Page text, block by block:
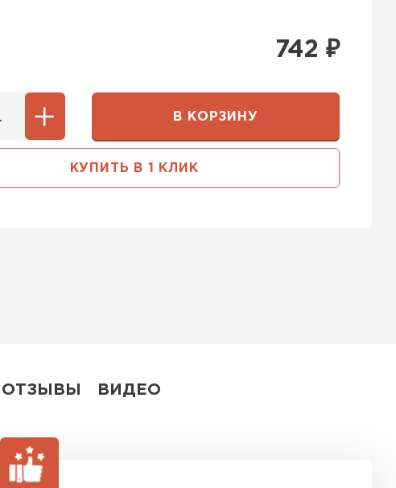
742 ₽
В КОРЗИНУ
КУПИТЬ В 1 КЛИК
ОТЗЫВЫ ВИДЕО